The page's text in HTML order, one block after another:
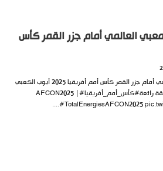
العالمي أمام جزر القمر كأس
فيديو هدف أيوب الكمعبي العالمي أمام جزر القمر كأس أمم أفريقيا 2025 أيوب الكعبي
يعزز تقدم المنتخب المغربي بطريقة رائعة#كأس_أمم_أفريقيا#AFCON2025 |
#TotalEnergiesAFCON2025